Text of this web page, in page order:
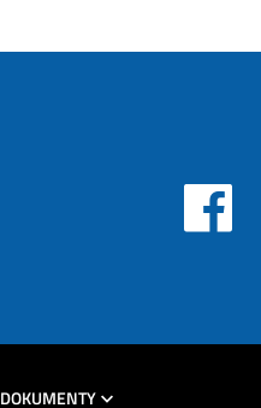
DOKUMENTY